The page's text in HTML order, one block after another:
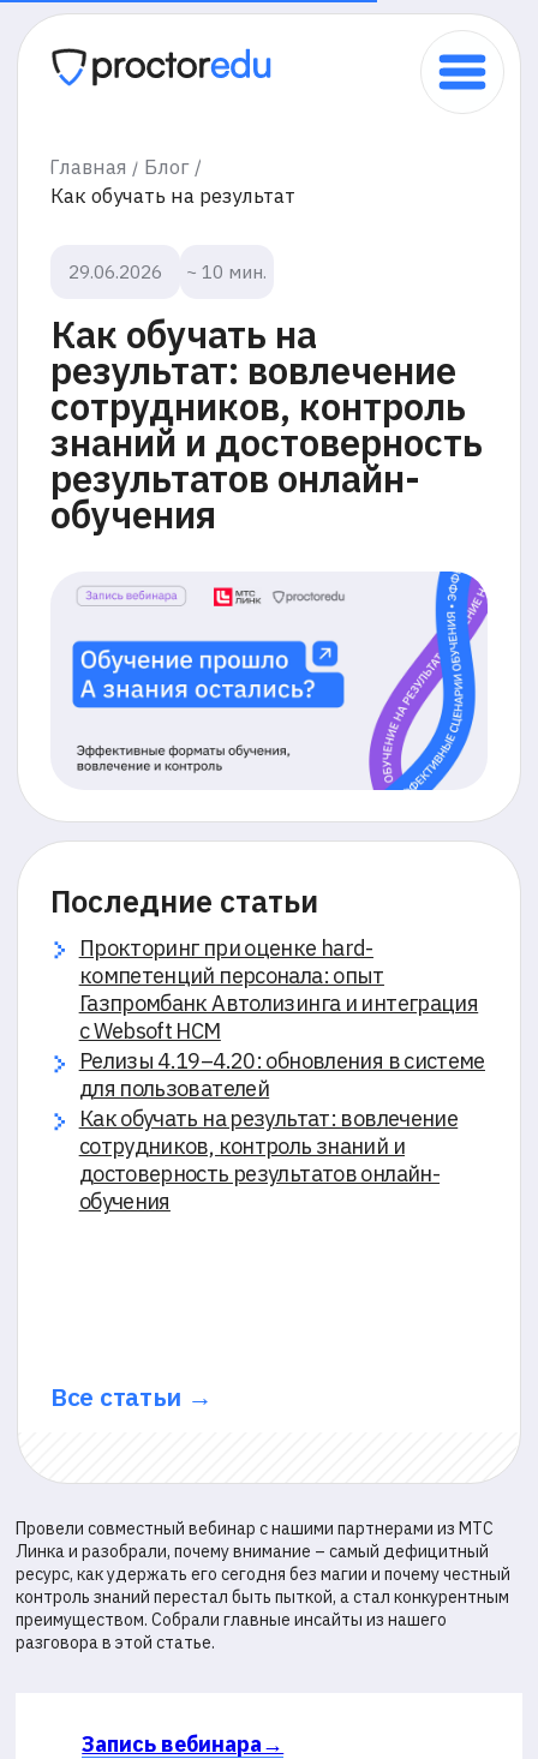
результат: вовлечение
сотрудников, контроль
знаний и достоверность
результатов онлайн-
обучения
29.06.2026 ~ 10 мин.
Последние статьи
Все статьи →
Прокторинг при оценке hard-
компетенций персонала: опыт
Релизы 4.19–4.20: обновления в системе
для пользователей
сотрудников, контроль знаний и
достоверность результатов онлайн-
Провели совместный вебинар с нашими партнерами из МТС
Линка и разобрали, почему внимание – самый дефицитный
ресурс, как удержать его сегодня без магии и почему честный
контроль знаний перестал быть пыткой, а стал конкурентным
преимуществом. Собрали главные инсайты из нашего
разговора в этой статье.
Запись вебинара→